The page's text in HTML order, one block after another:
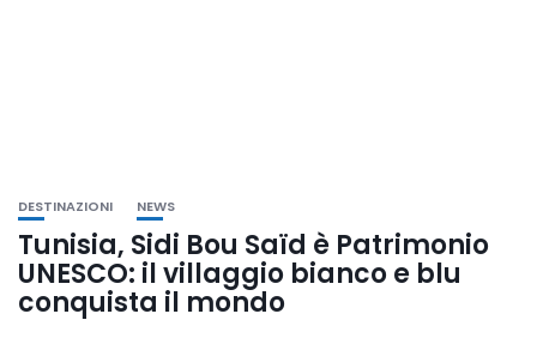
DESTINAZIONI NEWS
Tunisia, Sidi Bou Saïd è Patrimonio
UNESCO: il villaggio bianco e blu
conquista il mondo